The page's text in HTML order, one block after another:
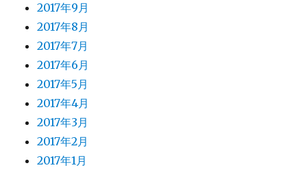
2017年9月
2017年8月
2017年7月
2017年6月
2017年5月
2017年4月
2017年3月
2017年2月
2017年1月